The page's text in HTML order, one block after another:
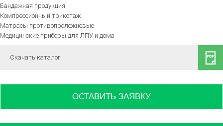
Бандажная продукция
Компрессионный трикотаж
Матрасы противопролежневые
Медицинские приборы для ЛПУ и дома
Скачать каталог
ОСТАВИТЬ ЗАЯВКУ